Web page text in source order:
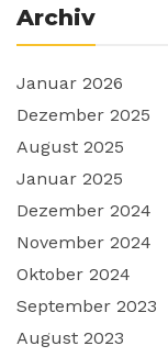
Archiv
Januar 2026
Dezember 2025
August 2025
Januar 2025
Dezember 2024
November 2024
Oktober 2024
September 2023
August 2023